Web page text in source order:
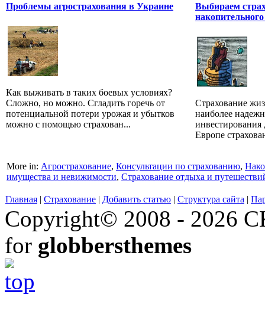
Проблемы агрострахования в Украине
Как выживать в таких боевых условиях?
Сложно, но можно. Сгладить горечь от
потенциальной потери урожая и убытков
можно с помощью страхован...
Выбираем
Страхование
наиболее
инвестирования
Европе
More in: Агрострахование, Консультации по страхованию,
имущества и невижимости, Страхование отдыха и
Главная | Страхование | Добавить статью | Структура сайта |
Copyright© 2008 - 2026
for globbersthemes